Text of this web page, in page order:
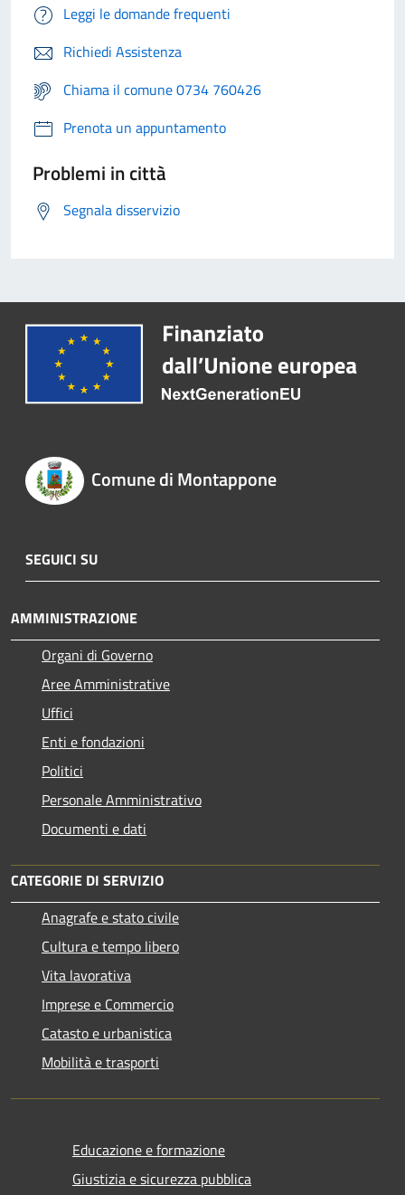
Leggi le domande frequenti
Richiedi Assistenza
Chiama il comune 0734 760426
Prenota un appuntamento
Problemi in città
Segnala disservizio
Comune di Montappone
SEGUICI SU
AMMINISTRAZIONE
Organi di Governo
Aree Amministrative
Uffici
Enti e fondazioni
Politici
Personale Amministrativo
Documenti e dati
CATEGORIE DI SERVIZIO
Anagrafe e stato civile
Cultura e tempo libero
Vita lavorativa
Imprese e Commercio
Catasto e urbanistica
Mobilità e trasporti
Educazione e formazione
Giustizia e sicurezza pubblica